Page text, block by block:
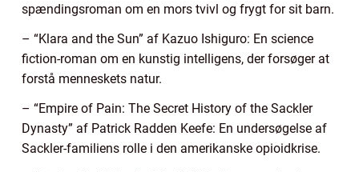
spændingsroman om en mors tvivl og frygt for sit barn.
– “Klara and the Sun” af Kazuo Ishiguro: En science
fiction-roman om en kunstig intelligens, der forsøger at
forstå menneskets natur.
– “Empire of Pain: The Secret History of the Sackler
Dynasty” af Patrick Radden Keefe: En undersøgelse af
Sackler-familiens rolle i den amerikanske opioidkrise.